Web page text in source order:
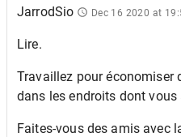
JarrodSio Dec 16 2020 at
Lire.
Travaillez pour économiser
dans les endroits dont vous
Faites-vous des amis avec